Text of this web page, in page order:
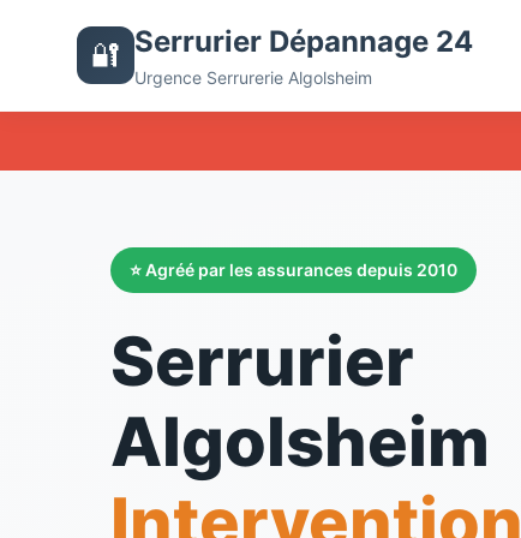
🔐 Serrurier Dépannage 24
Urgence Serrurerie Algolsheim
⭐ Agréé par les assurances depuis 2010
Serrurier
Algolsheim